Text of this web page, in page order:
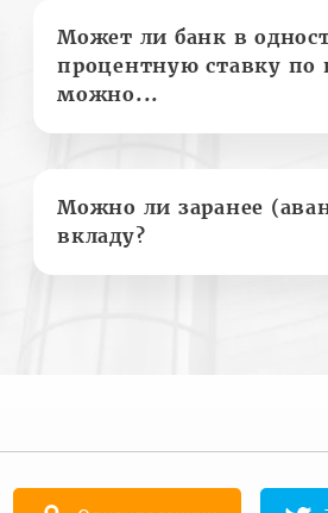
Может ли банк в
процентную ставку по
можно...
Можно ли заранее
вкладу?